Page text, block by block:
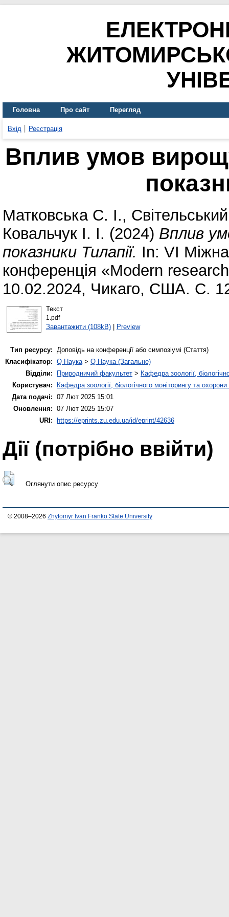
Головна Про сайт Перегляд
Вхід Реєстрація
Вплив умов
Матковська С. І.,
Ковальчук І. І. (2024) Вплив
показники Тилапії. In: VI
конференція «Modern
10.02.2024, Чикаго, США. С.
Текст
1.pdf
Завантажити (108kB)| Preview
Тип ресурсу: Доповідь на конференції або симпозіумі (Стаття)
Класифікатор: Q Наука> Q Наука (Загальне)
Відділи:
Природничий факультет > Кафедра зоології,
Користувач:
Кафедра зоології, біологічного моніторингу та
Дата подачі: 07 Лют 2025 15:01
Оновлення: 07 Лют 2025 15:07
URI:
https://eprints.zu.edu.ua/id/eprint/42636
Дії ​​(потрібно ввійти)
Оглянути опис ресурсу
© 2008–2026 Zhytomyr Ivan Franko State University